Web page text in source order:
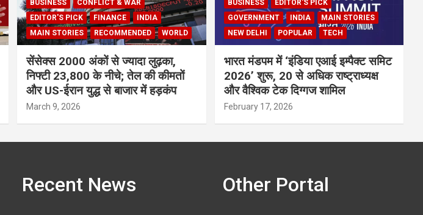
BUSINESS
CONFLICT & WAR
EDITOR'S PICK
FINANCE
INDIA
MAIN STORIES
RECOMMENDED WORLD
सेंसेक्स 2000 अंकों से ज्यादा लुढ़का,
निफ्टी 23,800 के नीचे; तेल की कीमतों
और US-ईरान युद्ध से बाजार में हड़कंप
March 9, 2026
BUSINESS
EDITOR'S PICK
GOVERNMENT
INDIA
MAIN STORIES
NEW DELHI
POPULAR TECH
भारत मंडपम में ‘इंडिया एआई इम्पैक्ट समिट
2026’ शुरू, 20 से अधिक राष्ट्राध्यक्ष
और वैश्विक टेक दिग्गज शामिल
February 17, 2026
Recent News Other Portal